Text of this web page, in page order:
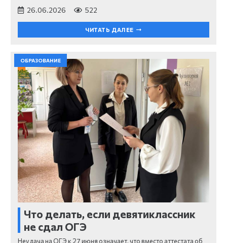
26.06.2026 522
ЧИТАТЬ ДАЛЕЕ
ОБРАЗОВАНИЕ
Что делать, если девятиклассник
не сдал ОГЭ
Неудача на ОГЭ к 27 июня означает, что вместо аттестата об